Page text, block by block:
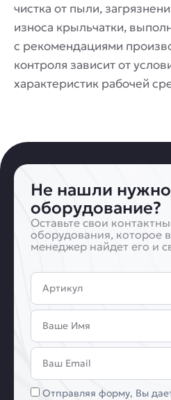
чистка от пыли,
износа крыльчатки,
с рекомендациями
контроля зависит от
характеристик рабочей
Не нашли
оборудование?
Оставьте свои
оборудования, которое
менеджер найдет его и
Артикул
Имя
Email
Соглашение
Отправляя форму, Вы